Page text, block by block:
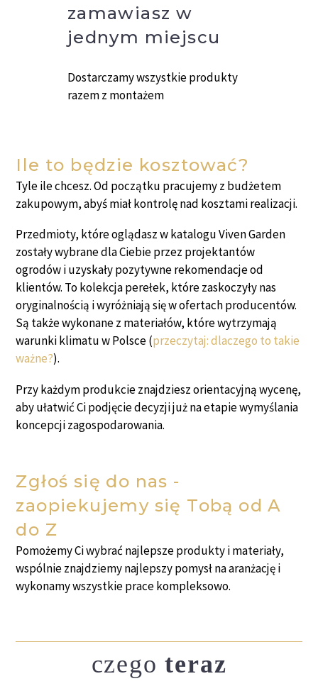
zamawiasz w
jednym miejscu
Dostarczamy wszystkie produkty
razem z montażem
Ile to będzie kosztować?
Tyle ile chcesz. Od początku pracujemy z budżetem
zakupowym, abyś miał kontrolę nad kosztami realizacji.
Przedmioty, które oglądasz w katalogu Viven Garden
zostały wybrane dla Ciebie przez projektantów
ogrodów i uzyskały pozytywne rekomendacje od
klientów. To kolekcja perełek, które zaskoczyły nas
oryginalnością i wyróżniają się w ofertach producentów.
Są także wykonane z materiałów, które wytrzymają
warunki klimatu w Polsce (przeczytaj: dlaczego to takie
ważne?).
Przy każdym produkcie znajdziesz orientacyjną wycenę,
aby ułatwić Ci podjęcie decyzji już na etapie wymyślania
koncepcji zagospodarowania.
Zgłoś się do nas -
zaopiekujemy się Tobą od A
do Z
Pomożemy Ci wybrać najlepsze produkty i materiały,
wspólnie znajdziemy najlepszy pomysł na aranżację i
wykonamy wszystkie prace kompleksowo.
czegoteraz